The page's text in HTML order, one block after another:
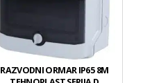
RAZVODNI ORMAR IP65 8M